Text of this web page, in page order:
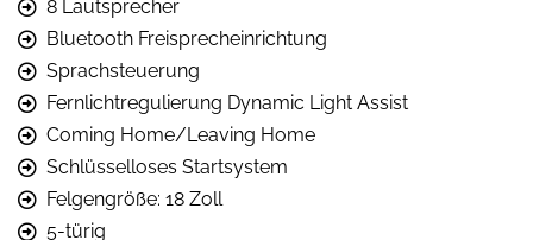
8 Lautsprecher
Bluetooth Freisprecheinrichtung
Sprachsteuerung
Fernlichtregulierung Dynamic Light Assist
Coming Home/Leaving Home
Schlüsselloses Startsystem
Felgengröße: 18 Zoll
5-türig